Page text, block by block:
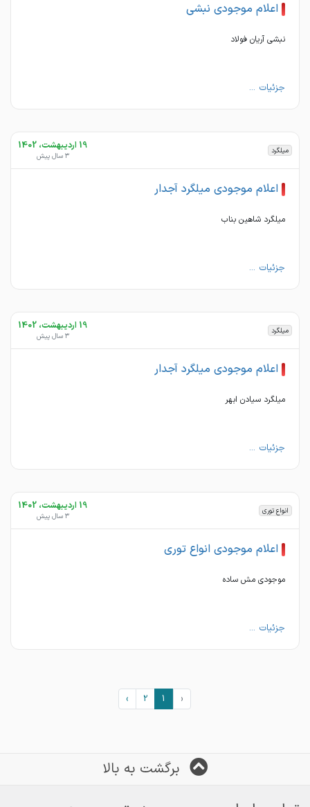
اعلام موجودی نبشی
نبشی آریان فولاد
جزئیات ...
میلگرد 19 اردیبهشت، 1402
3 سال پیش
اعلام موجودی میلگرد آجدار
میلگرد شاهین بناب
جزئیات ...
میلگرد 19 اردیبهشت، 1402
3 سال پیش
اعلام موجودی میلگرد آجدار
میلگرد سیادن ابهر
جزئیات ...
انواع توری 19 اردیبهشت، 1402
3 سال پیش
اعلام موجودی انواع توری
موجودی مش ساده
جزئیات ...
‹
1
2
›
برگشت به بالا